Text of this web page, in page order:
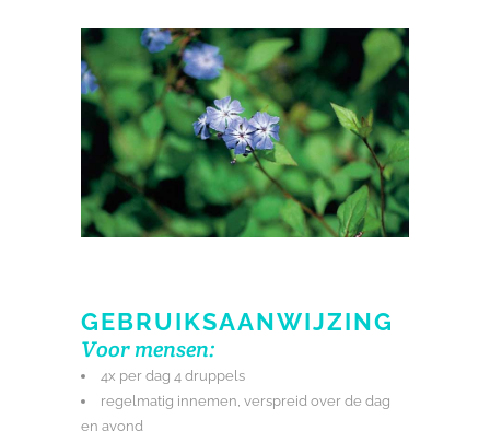
GEBRUIKSAANWIJZING
Voor mensen:
4x per dag 4 druppels
regelmatig innemen, verspreid over de dag
en avond